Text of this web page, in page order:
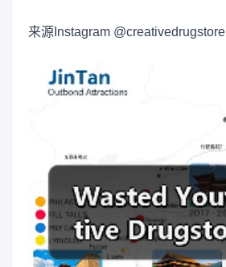
来源 Instagram @creativedrugstore